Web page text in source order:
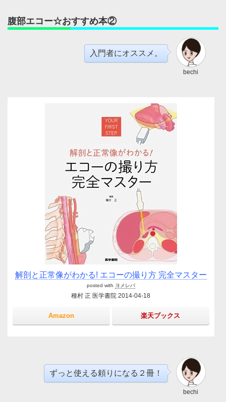
腹部エコー☆おすすめ本②
bechi
入門者にオススメ。
解剖と正常像がわかる! エコーの撮り方 完全マスター
posted with ヨメレバ
種村 正 医学書院 2014-04-18
Amazon 楽天ブックス
bechi
ずっと使える頼りになる２冊！